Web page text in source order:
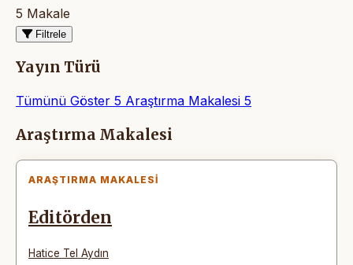
5 Makale
Filtrele
Yayın Türü
Tümünü Göster 5 Araştırma Makalesi 5
Makaleler
Araştırma Makalesi
ARAŞTIRMA MAKALESI
Editörden
Hatice Tel Aydın